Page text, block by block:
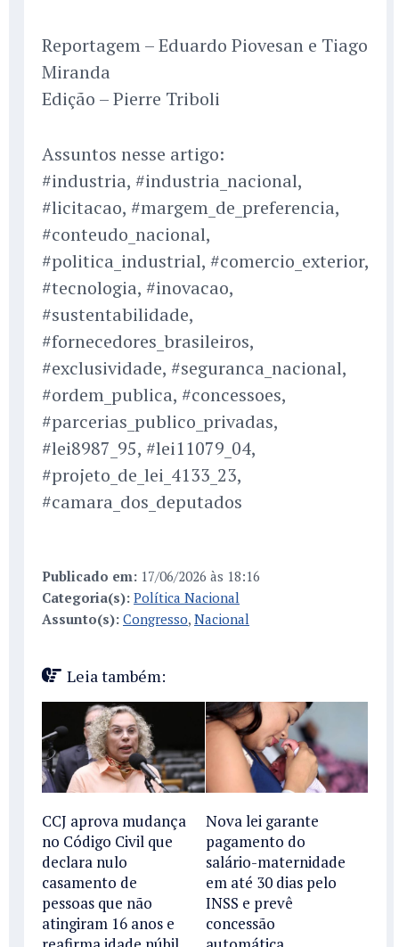
Reportagem – Eduardo Piovesan e Tiago
Miranda
Edição – Pierre Triboli
Assuntos nesse artigo:
#industria, #industria_nacional,
#licitacao, #margem_de_preferencia,
#conteudo_nacional,
#politica_industrial, #comercio_exterior,
#tecnologia, #inovacao,
#sustentabilidade,
#fornecedores_brasileiros,
#exclusividade, #seguranca_nacional,
#ordem_publica, #concessoes,
#parcerias_publico_privadas,
#lei8987_95, #lei11079_04,
#projeto_de_lei_4133_23,
#camara_dos_deputados
Publicado em: 17/06/2026 às 18:16
Categoria(s): Política Nacional
Assunto(s): Congresso, Nacional
Leia também:
CCJ aprova mudança
no Código Civil que
declara nulo
casamento de
pessoas que não
atingiram 16 anos e
Nova lei garante
pagamento do
salário-maternidade
em até 30 dias pelo
INSS e prevê
concessão